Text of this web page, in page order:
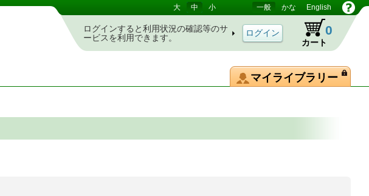
大 中 小 一般 かな English
ログインすると利用状況の確認等のサ
ービスを利用できます。
カート
0
マイライブラリー